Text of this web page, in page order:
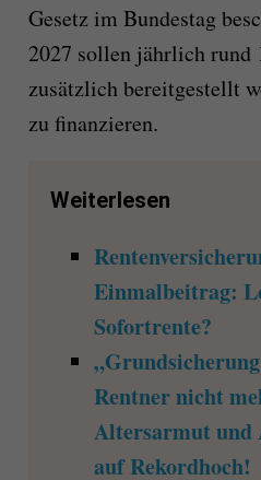
Gesetz im Bundestag
2027 sollen jährlich
zusätzlich bereitgestellt
zu finanzieren.
Weiterlesen
Einmalbeitrag:
Sofortrente?
Rentner nicht
Altersarmut
auf Rekordhoch!